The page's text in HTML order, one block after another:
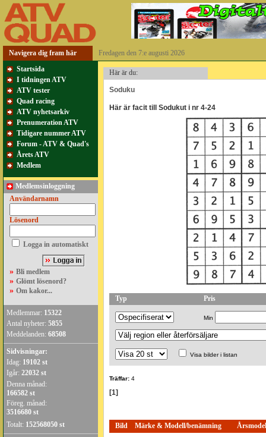
Navigera dig fram här
Fredagen den 7:e augusti 2026
Startsida
I tidningen ATV
ATV tester
Quad racing
ATV nyhetsarkiv
Prenumeration ATV
Tidigare nummer ATV
Forum - ATV & Quad's
Årets ATV
Medlem
Medlemsinloggning
Användarnamn
Lösenord
Logga in automatiskt
» Bli medlem
» Glömt lösenord?
» Om kakor...
Medlemmar: 15322
Antal nyheter: 5855
Meddelanden: 68508
Sidvisningar:
Idag: 19102 st
Igår: 22032 st
Denna månad:
166582 st
Föreg. månad:
3516680 st
Totalt: 152568050 st
Här är du:
Soduku
Här är facit till Sodukut i nr 4-24
Typ Pris
Min
Visa bilder i listan
Träffar: 4
[1]
Bild Märke & Modell/benämning